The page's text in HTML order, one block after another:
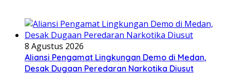
8 Agustus 2026
Aliansi Pengamat Lingkungan Demo di Medan,
Desak Dugaan Peredaran Narkotika Diusut